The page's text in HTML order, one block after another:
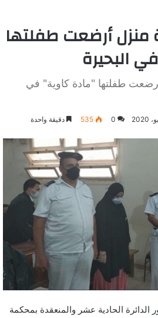
منزل أرضعت طفلتها
البحيرة
طفلتها "مادة كاوية" في
0
535 دقيقة واحدة
الحادية عشر والمنعقدة بمحكمة